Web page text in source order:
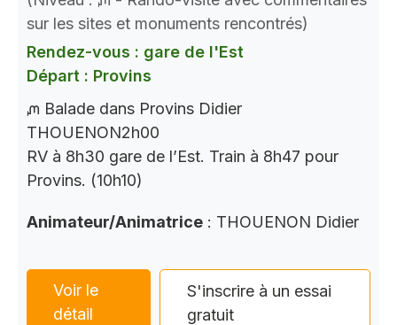
sur les sites et monuments rencontrés)
Rendez-vous : gare de l'Est
Départ : Provins
ᘻ Balade dans Provins Didier
THOUENON2h00
RV à 8h30 gare de l’Est. Train à 8h47 pour
Provins. (10h10)
Animateur/Animatrice : THOUENON Didier
Voir le
détail
S'inscrire à un essai
gratuit